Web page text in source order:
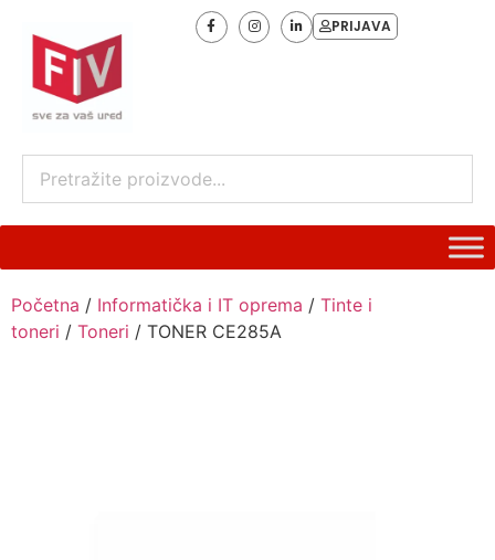
PRIJAVA
Početna / Informatička i IT oprema / Tinte i
toneri / Toneri / TONER CE285A